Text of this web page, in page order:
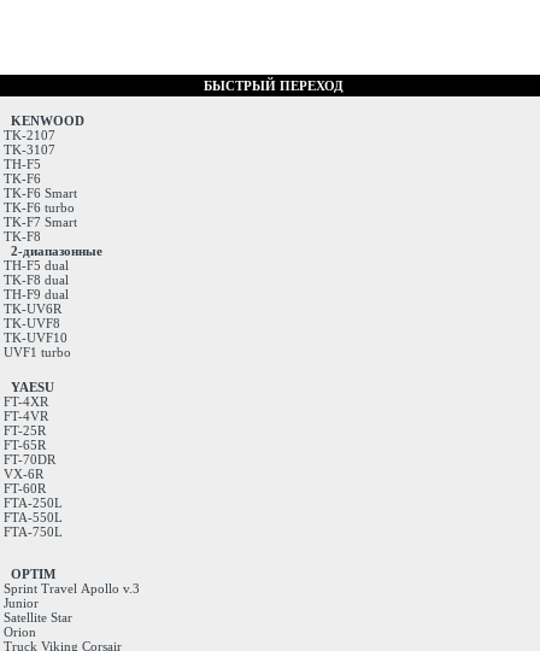
БЫСТРЫЙ ПЕРЕХОД
KENWOOD
TK-2107
TK-3107
TH-F5
TK-F6
TK-F6 Smart
TK-F6 turbo
TK-F7 Smart
TK-F8
2-диапазонные
TH-F5 dual
TK-F8 dual
TH-F9 dual
TK-UV6R
TK-UVF8
TK-UVF10
UVF1 turbo
YAESU
FT-4XR
FT-4VR
FT-25R
FT-65R
FT-70DR
VX-6R
FT-60R
FTA-250L
FTA-550L
FTA-750L
OPTIM
Sprint Travel Apollo v.3
Junior
Satellite Star
Orion
Truck Viking Corsair